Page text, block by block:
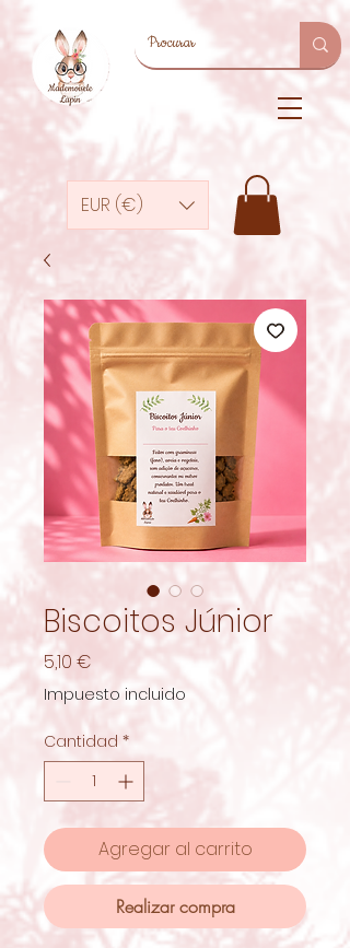
EUR (€)
Biscoitos Júnior
5,10 € Precio
Impuesto incluido
Cantidad *
Agregar al carrito
Realizar compra